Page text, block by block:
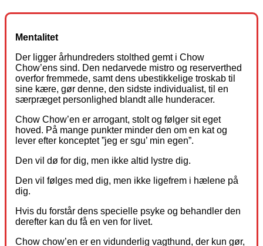
Mentalitet
Der ligger århundreders stolthed gemt i Chow
Chow’ens sind. Den nedarvede mistro og reserverthed
overfor fremmede, samt dens ubestikkelige troskab til
sine kære, gør denne, den sidste individualist, til en
særpræget personlighed blandt alle hunderacer.
Chow Chow’en er arrogant, stolt og følger sit eget
hoved. På mange punkter minder den om en kat og
lever efter konceptet ”jeg er sgu’ min egen”.
Den vil dø for dig, men ikke altid lystre dig.
Den vil følges med dig, men ikke ligefrem i hælene på
dig.
Hvis du forstår dens specielle psyke og behandler den
derefter kan du få en ven for livet.
Chow chow’en er en vidunderlig vagthund, der kun gør,